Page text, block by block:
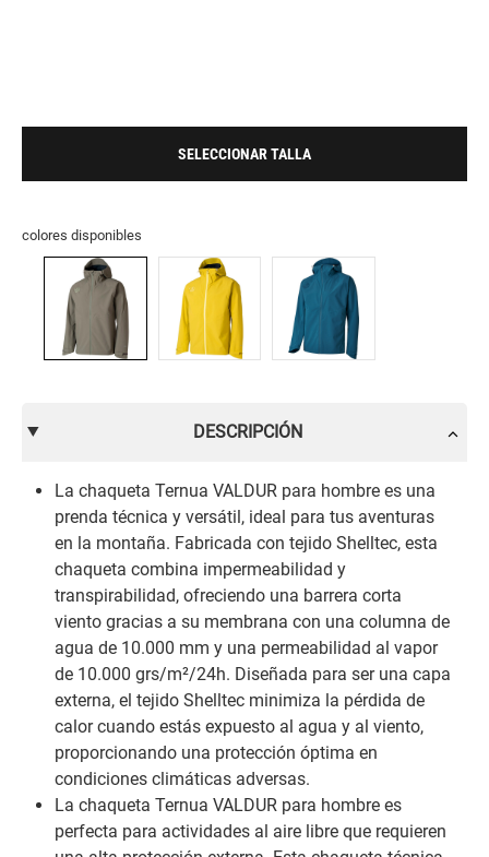
SELECCIONAR TALLA
colores disponibles
DESCRIPCIÓN
La chaqueta Ternua VALDUR para hombre es una
prenda técnica y versátil, ideal para tus aventuras
en la montaña. Fabricada con tejido Shelltec, esta
chaqueta combina impermeabilidad y
transpirabilidad, ofreciendo una barrera corta
viento gracias a su membrana con una columna de
agua de 10.000 mm y una permeabilidad al vapor
de 10.000 grs/m²/24h. Diseñada para ser una capa
externa, el tejido Shelltec minimiza la pérdida de
calor cuando estás expuesto al agua y al viento,
proporcionando una protección óptima en
condiciones climáticas adversas.
La chaqueta Ternua VALDUR para hombre es
perfecta para actividades al aire libre que requieren